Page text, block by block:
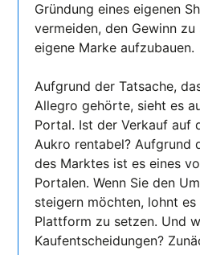
Gründung eines eigenen
vermeiden, den Gewinn
eigene Marke aufzubauen.
Aufgrund der Tatsache,
Allegro gehörte, sieht es
Portal. Ist der Verkauf auf
Aukro rentabel? Aufgrund
des Marktes ist es eines
Portalen. Wenn Sie den
steigern möchten, lohnt
Plattform zu setzen. Und
Kaufentscheidungen?